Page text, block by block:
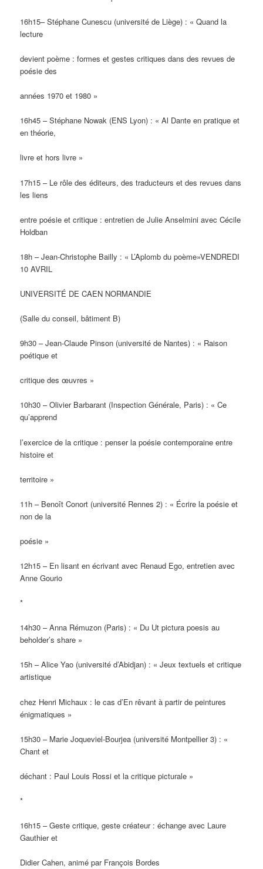
16h15– Stéphane Cunescu (université de Liège) : « Quand la
lecture
devient poème : formes et gestes critiques dans des revues de
poésie des
années 1970 et 1980 »
16h45 – Stéphane Nowak (ENS Lyon) : « Al Dante en pratique et
en théorie,
livre et hors livre »
17h15 – Le rôle des éditeurs, des traducteurs et des revues dans
les liens
entre poésie et critique : entretien de Julie Anselmini avec Cécile
Holdban
18h – Jean-Christophe Bailly : « L’Aplomb du poème»VENDREDI
10 AVRIL
UNIVERSITÉ DE CAEN NORMANDIE
(Salle du conseil, bâtiment B)
9h30 – Jean-Claude Pinson (université de Nantes) : « Raison
poétique et
critique des œuvres »
10h30 – Olivier Barbarant (Inspection Générale, Paris) : « Ce
qu’apprend
l’exercice de la critique : penser la poésie contemporaine entre
histoire et
territoire »
11h – Benoît Conort (université Rennes 2) : « Écrire la poésie et
non de la
poésie »
12h15 – En lisant en écrivant avec Renaud Ego, entretien avec
Anne Gourio
*
14h30 – Anna Rémuzon (Paris) : « Du Ut pictura poesis au
beholder’s share »
15h – Alice Yao (université d’Abidjan) : « Jeux textuels et critique
artistique
chez Henri Michaux : le cas d’En rêvant à partir de peintures
énigmatiques »
15h30 – Marie Joqueviel-Bourjea (université Montpellier 3) : «
Chant et
déchant : Paul Louis Rossi et la critique picturale »
*
16h15 – Geste critique, geste créateur : échange avec Laure
Gauthier et
Didier Cahen, animé par François Bordes